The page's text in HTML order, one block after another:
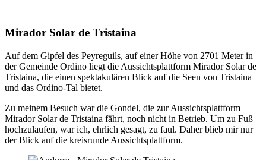
Mirador Solar de Tristaina
Auf dem Gipfel des Peyreguils, auf einer Höhe von 2701 Meter in
der Gemeinde Ordino liegt die Aussichtsplattform Mirador Solar de
Tristaina, die einen spektakulären Blick auf die Seen von Tristaina
und das Ordino-Tal bietet.
Zu meinem Besuch war die Gondel, die zur Aussichtsplattform
Mirador Solar de Tristaina fährt, noch nicht in Betrieb. Um zu Fuß
hochzulaufen, war ich, ehrlich gesagt, zu faul. Daher blieb mir nur
der Blick auf die kreisrunde Aussichtsplattform.